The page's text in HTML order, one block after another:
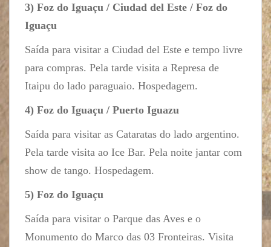
3) Foz do Iguaçu / Ciudad del Este / Foz do
Iguaçu
Saída para visitar a Ciudad del Este e tempo livre
para compras. Pela tarde visita a Represa de
Itaipu do lado paraguaio. Hospedagem.
4) Foz do Iguaçu / Puerto Iguazu
Saída para visitar as Cataratas do lado argentino.
Pela tarde visita ao Ice Bar. Pela noite jantar com
show de tango. Hospedagem.
5) Foz do Iguaçu
Saída para visitar o Parque das Aves e o
Monumento do Marco das 03 Fronteiras. Visita